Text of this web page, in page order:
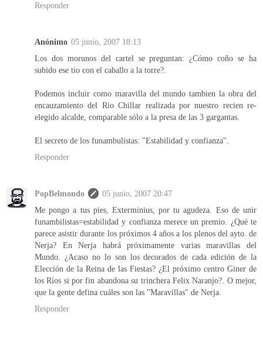
Responder
Anónimo 05 junio, 2007 18:13
Los dos morunos del cartel se preguntan: ¿Cómo coño se ha
subido ese tio con el caballo a la torre?.
Podemos incluir como maravilla del mundo tambien la obra del
encauzamiento del Rio Chillar realizada por nuestro recien re-
elegido alcalde, comparable sólo a la presa de las 3 gargantas.
El secreto de los funambulistas: "Estabilidad y confianza".
Responder
PopBelmondo
05 junio, 2007 20:47
Me pongo a tus pies, Exterminius, por tu agudeza. Eso de unir
funambilistas=estabilidad y confianza merece un premio. ¿Qué te
parece asistir durante los próximos 4 años a los plenos del ayto. de
Nerja? En Nerja habrá próximamente varias maravillas del
Mundo. ¿Acaso no lo son los decorados de cada edición de la
Elección de la Reina de las Fiestas? ¿El próximo centro Giner de
los Ríos si por fin abandona su trinchera Felix Naranjo?. O mejor,
que la gente defina cuáles son las "Maravillas" de Nerja.
Responder